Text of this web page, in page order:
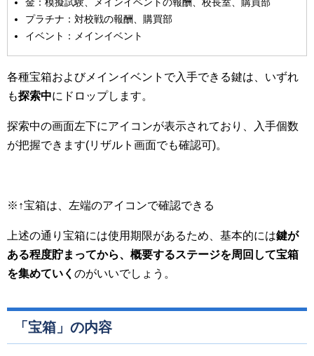
金：模擬試験、メインイベントの報酬、校長室、購買部
プラチナ：対校戦の報酬、購買部
イベント：メインイベント
各種宝箱およびメインイベントで入手できる鍵は、いずれ
も探索中にドロップします。
探索中の画面左下にアイコンが表示されており、入手個数
が把握できます(リザルト画面でも確認可)。
※↑宝箱は、左端のアイコンで確認できる
上述の通り宝箱には使用期限があるため、基本的には鍵が
ある程度貯まってから、概要するステージを周回して宝箱
を集めていく のがいいでしょう。
「宝箱」の内容